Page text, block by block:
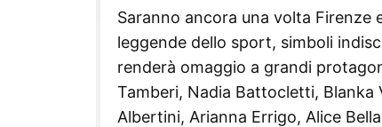
Saranno ancora una volta Firenze
leggende dello sport, simboli
renderà omaggio a grandi
Tamberi, Nadia Battocletti, Blanka
Albertini, Arianna Errigo, Alice